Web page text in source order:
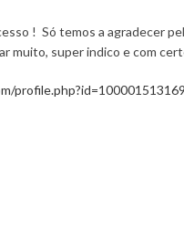
! Só temos a agradecer
muito, super indico e com